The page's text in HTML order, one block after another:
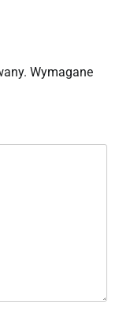
Wymagane